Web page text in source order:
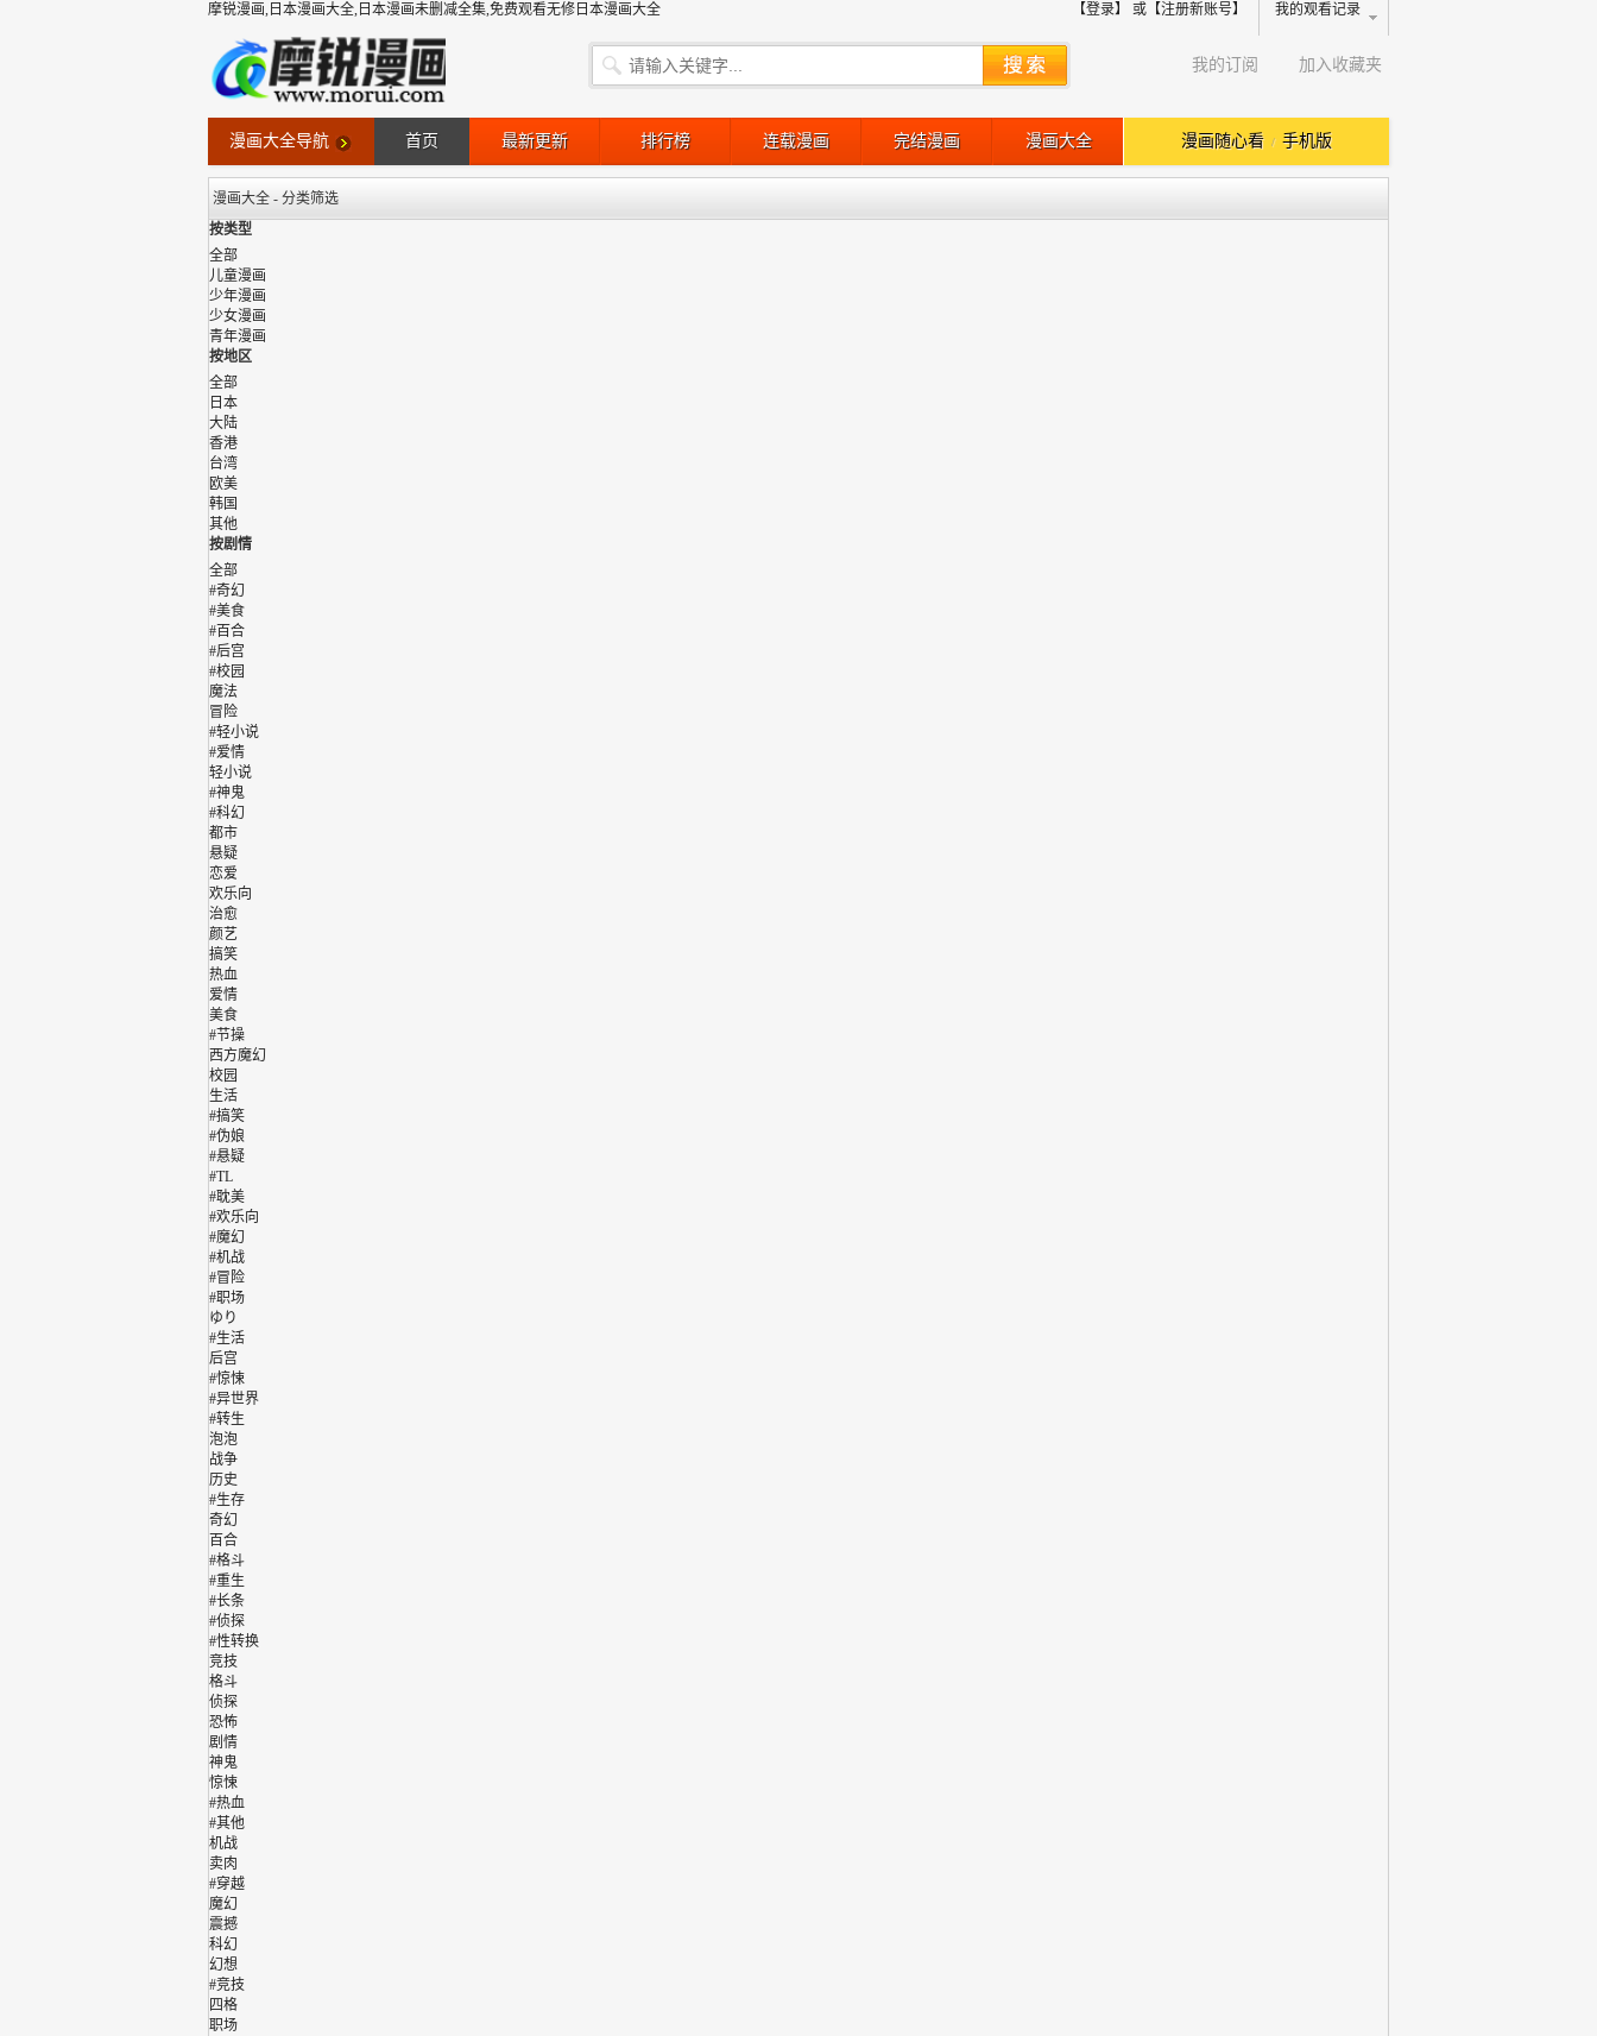
摩锐漫画,日本漫画大全,日本漫画未删减全集,免费观看无修日本漫画大全 我的观看记录
【登录】 或【注册新账号】
我的订阅 加入收藏夹
漫画大全导航 首页 最新更新 排行榜 连载漫画 完结漫画 漫画大全 漫画随心看 / 手机版
漫画大全 - 分类筛选
重新筛选
#音乐舞蹈
按类型
全部
儿童漫画
少年漫画
少女漫画
青年漫画
按地区
全部
日本
大陆
香港
台湾
欧美
韩国
其他
按剧情
全部
#奇幻
#美食
#百合
#后宫
#校园
魔法
冒险
#轻小说
#爱情
轻小说
#神鬼
#科幻
都市
悬疑
恋爱
欢乐向
治愈
颜艺
搞笑
热血
爱情
美食
#节操
西方魔幻
校园
生活
#搞笑
#伪娘
#悬疑
#TL
#耽美
#欢乐向
#魔幻
#机战
#冒险
#职场
ゆり
#生活
后宫
#惊悚
#异世界
#转生
泡泡
战争
历史
#生存
奇幻
百合
#格斗
#重生
#长条
#侦探
#性转换
竞技
格斗
侦探
恐怖
剧情
神鬼
惊悚
#热血
#其他
机战
卖肉
#穿越
魔幻
震撼
科幻
幻想
#竞技
四格
职场